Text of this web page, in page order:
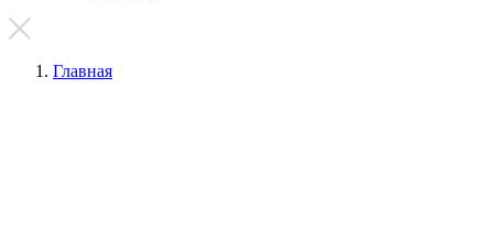
Главная